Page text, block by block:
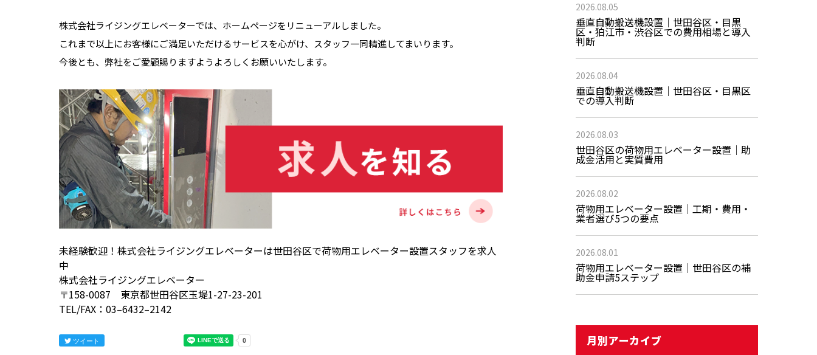
株式会社ライジングエレベーターでは、ホームページをリニューアルしました。
これまで以上にお客様にご満足いただけるサービスを心がけ、スタッフ一同精進してまいります。
今後とも、弊社をご愛顧賜りますようよろしくお願いいたします。
未経験歓迎！株式会社ライジングエレベーターは世田谷区で荷物用エレベーター設置スタッフを求人
中
株式会社ライジングエレベーター
〒158-0087 東京都世田谷区玉堤1-27-23-201
TEL/FAX：03–6432–2142
ツイート
2026.08.05
垂直自動搬送機設置｜世田谷区・目黒
区・狛江市・渋谷区での費用相場と導入
判断
2026.08.04
垂直自動搬送機設置｜世田谷区・目黒区
での導入判断
2026.08.03
世田谷区の荷物用エレベーター設置｜助
成金活用と実質費用
2026.08.02
荷物用エレベーター設置｜工期・費用・
業者選び5つの要点
2026.08.01
荷物用エレベーター設置｜世田谷区の補
助金申請5ステップ
月別アーカイブ